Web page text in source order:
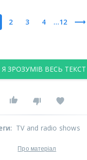
2 3 4 ...12
Я ЗРОЗУМІВ ВЕСЬ ТЕКСТ
: TV and radio shows
Про матеріал